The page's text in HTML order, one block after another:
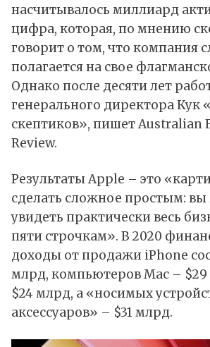
насчитывалось миллиард
цифра, которая, по мнению
говорит о том, что компания
полагается на свое
Однако после десяти лет
генерального директора Кук
скептиков», пишет Australian
Review.
Результаты Apple – это
сделать сложное простым:
увидеть практически весь
пяти строчкам». В 2020
доходы от продажи iPhone
млрд, компьютеров Mac – $29
$24 млрд, а «носимых
аксессуаров» – $31 млрд.